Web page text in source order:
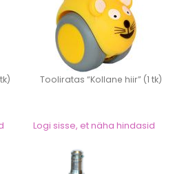
Tooliratas “Kollane hiir” (1 tk)
Logi sisse, et näha hindasid